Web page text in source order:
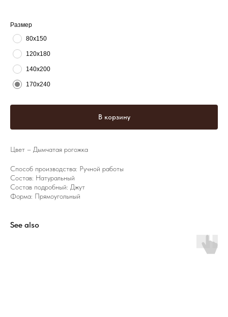
Размер
80х150
120х180
140х200
170х240
В корзину
Цвет – Дымчатая рогожка
Способ производства: Ручной работы
Состав: Натуральный
Состав подробный: Джут
Форма: Прямоугольный
See also